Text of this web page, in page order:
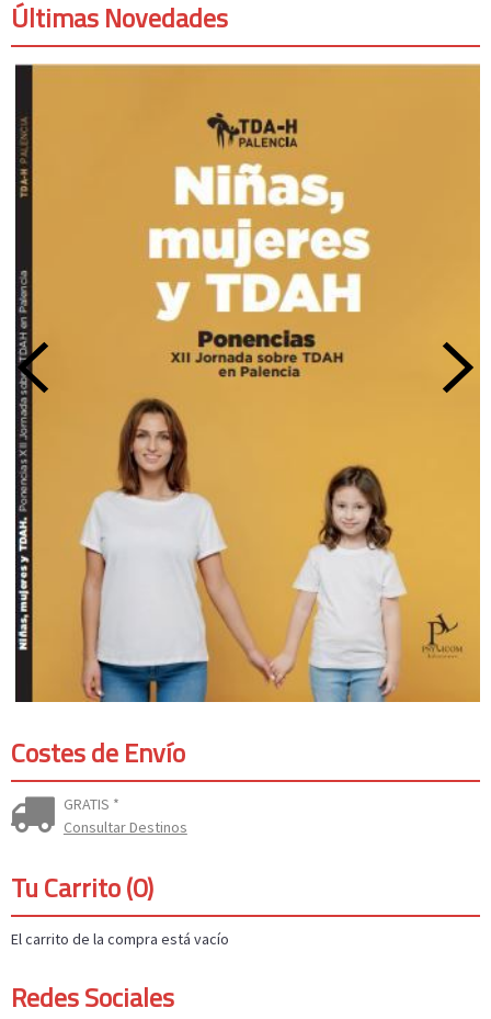
Últimas Novedades
Costes de Envío
GRATIS *
Consultar Destinos
Tu Carrito (0)
El carrito de la compra está vacío
Redes Sociales